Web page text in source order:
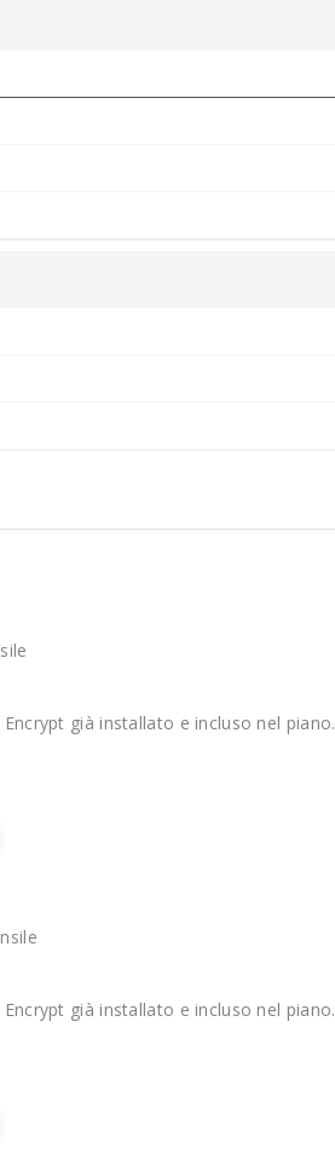
già installato e incluso nel piano.
già installato e incluso nel piano.